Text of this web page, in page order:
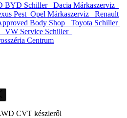
BYD Schiller
Dacia Márkaszerviz
Pest Opel Márkaszerviz
Renault
Body Shop
Toyota Schiller
VW Service Schiller
Centrum
CVT készleről